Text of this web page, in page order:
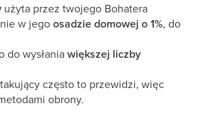
użyta przez twojego Bohatera
w jegoosadzie domowej o 1%, do
do wysłaniawiększej liczby
często to przewidzi, więc
obrony.